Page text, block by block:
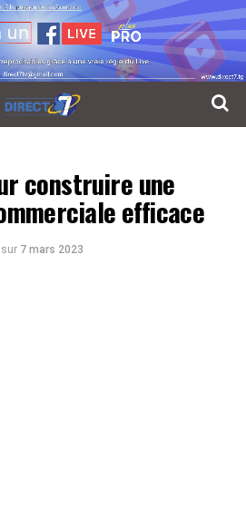
construire une
efficace
sur 7 mars 2023